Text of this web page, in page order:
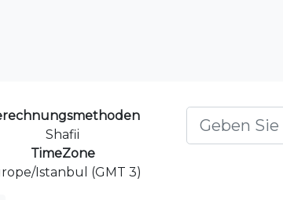
Shafii
TimeZone
Istanbul (GMT 3)